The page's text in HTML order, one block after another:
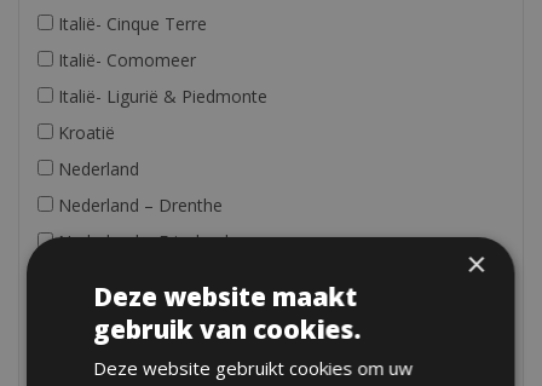
Italië- Cinque Terre
Italië- Comomeer
Italië- Ligurië & Piedmonte
Kroatië
Nederland
Nederland – Drenthe
Nederland – Friesland
Nederland – Noord-Brabant
Nederland – Noord-Holland
×
Deze website maakt
gebruik van cookies.
Deze website gebruikt cookies om uw